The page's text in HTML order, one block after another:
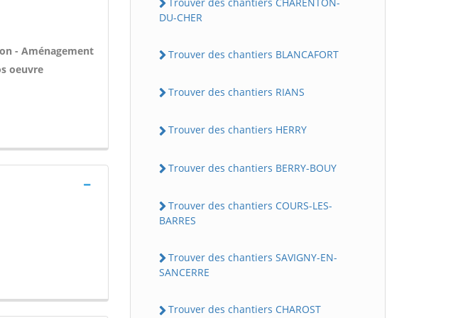
- Aménagement
oeuvre
DU-CHER
Trouver des chantiers BLANCAFORT
Trouver des chantiers RIANS
Trouver des chantiers HERRY
Trouver des chantiers BERRY-BOUY
Trouver des chantiers COURS-LES-
BARRES
Trouver des chantiers SAVIGNY-EN-
SANCERRE
Trouver des chantiers CHAROST